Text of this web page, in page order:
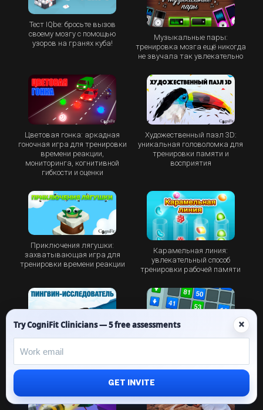
Тест IQbe: бросьте вызов
своему мозгу с помощью
узоров на гранях куба!
Музыкальные пары:
тренировка мозга ещё никогда
не звучала так увлекательно
Цветовая гонка: аркадная
гоночная игра для тренировки
времени реакции,
мониторинга, когнитивной
гибкости и оценки
Художественный пазл 3D:
уникальная головоломка для
тренировки памяти и
восприятия
Приключения лягушки:
захватывающая игра для
тренировки времени реакции
Карамельная линия:
увлекательный способ
тренировки рабочей памяти
Пингвин-исследователь: новая
увлекательная игра для
тренировки мозга от CogniFit
Try CogniFit Clinicians — 5 free assessments ×
GET INVITE